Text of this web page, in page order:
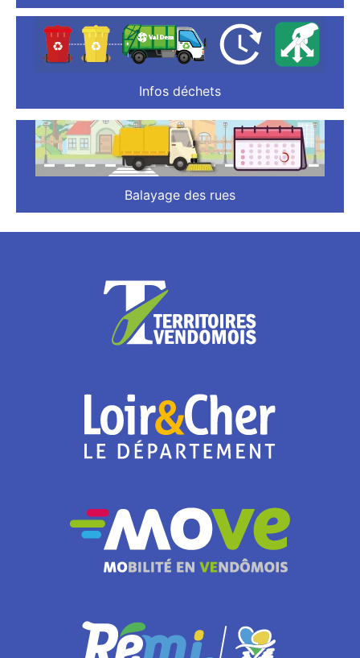
Infos déchets
Balayage des rues